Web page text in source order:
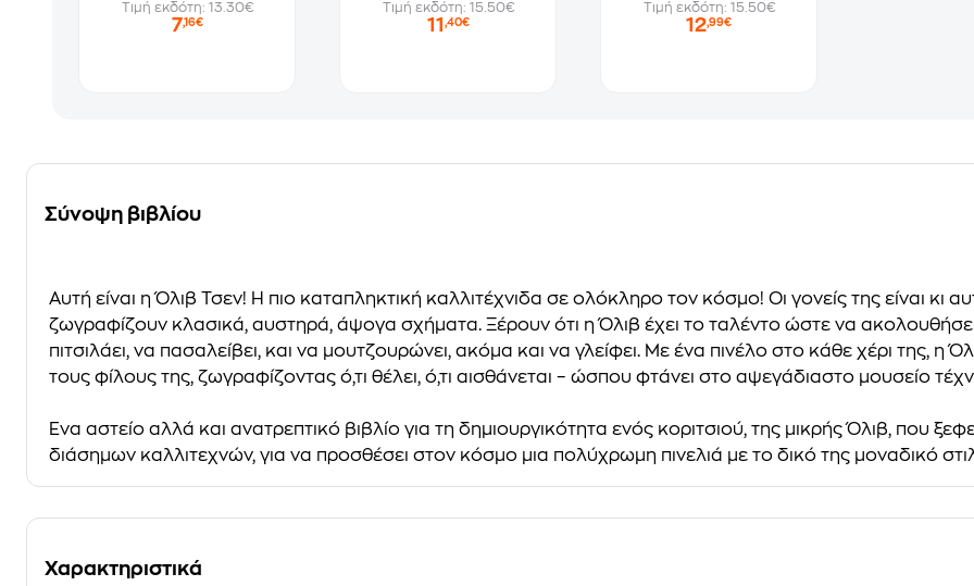
Τιμή εκδότη: 13.30€
7,16€
Τιμή εκδότη: 15.50€
11 ,40€
Τιμή εκδότη: 15.50€
12,99€
Σύνοψη βιβλίου
Αυτή είναι η Όλιβ Τσεν! Η πιο καταπληκτική καλλιτέχνιδα σε ολόκληρο τον κόσμο! Οι γονείς της είναι κι
ζωγραφίζουν κλασικά, αυστηρά, άψογα σχήματα. Ξέρουν ότι η Όλιβ έχει το ταλέντο ώστε να
πιτσιλάει, να πασαλείβει, και να μουτζουρώνει, ακόμα και να γλείφει. Με ένα πινέλο στο κάθε χέρι της, η
τους φίλους της, ζωγραφίζοντας ό,τι θέλει, ό,τι αισθάνεται – ώσπου φτάνει στο αψεγάδιαστο μουσείο
Ένα αστείο αλλά και ανατρεπτικό βιβλίο για τη δημιουργικότητα ενός κοριτσιού, της μικρής Όλιβ, που
διάσημων καλλιτεχνών, για να προσθέσει στον κόσμο μια πολύχρωμη πινελιά με το δικό της μοναδικό
Χαρακτηριστικά